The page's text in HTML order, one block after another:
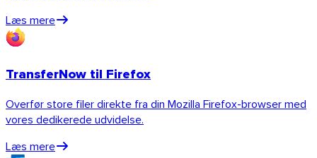
Læs mere
TransferNow til Firefox
Overfør store filer direkte fra din Mozilla Firefox-browser med
vores dedikerede udvidelse.
Læs mere